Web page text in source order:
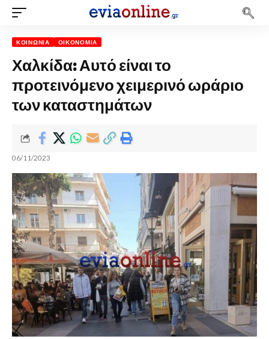
ΚΟΙΝΩΝΊΑ ΟΙΚΟΝΟΜΊΑ
Χαλκίδα: Αυτό είναι το
προτεινόμενο χειμερινό ωράριο
των καταστημάτων
06/11/2023